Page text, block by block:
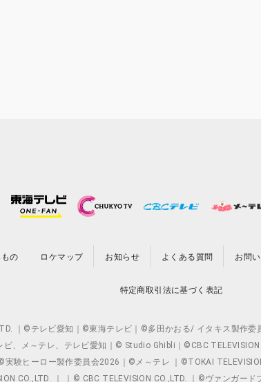
の ロケマップ お知らせ よくある質問 お問
特定商取引法に基づく表記
｜©テレビ愛知｜©東海テレビ｜©多田かおる/ イタキス製作
、メ～テレ、テレビ愛知｜© Studio Ghibli｜©CBC
ヒーロー製作委員会2026｜©メ～テレ ｜©TOKAI
CO.,LTD. ｜ ｜© CBC TELEVISION CO.,LTD. ｜©ヴァンガー